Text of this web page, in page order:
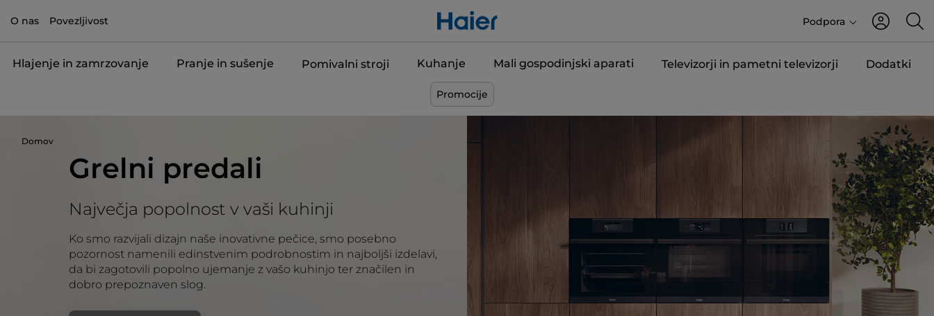
O nas Povezljivost Podpora
Hlajenje in zamrzovanje Pranje in sušenje Pomivalni stroji Kuhanje Mali gospodinjski aparati Televizorji in pametni televizorji Dodatki
Promocije
Domov
Grelni predali
Največja popolnost v vaši kuhinji
Ko smo razvijali dizajn naše inovativne pečice, smo posebno
pozornost namenili edinstvenim podrobnostim in najboljši izdelavi,
da bi zagotovili popolno ujemanje z vašo kuhinjo ter značilen in
dobro prepoznaven slog.